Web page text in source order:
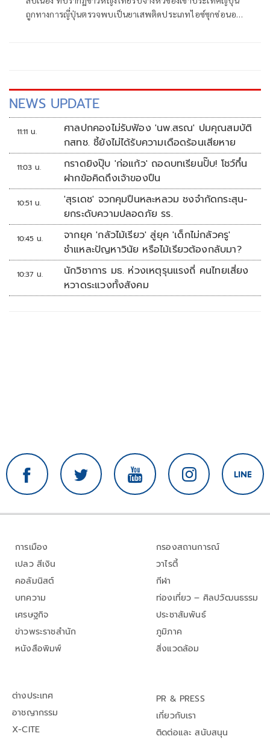
ถูกทางการญี่ปุ่นตรวจพบเป็นยาเสพติดประเภทไอซ์ซุกซ่อนอยู่
NEWS UPDATE
11:11 น.
ศาลปกคองไม่รับฟ้อง 'นพ.สรณ' ปมคุณสมบัติ
กสทช. ชี้ยังไม่ได้รับความเดือดร้อนเสียหาย
11:03 น.
กราดยิงปุ๊บ 'ก่อแก้ว' ถอดบทเรียนปั๊บ! โชว์กึ๋น
ฝากข้อคิดถึงเจ้าของปืน
10:51 น.
'สุรเดช' จวกคุมปืนหละหลวม ชงจำกัดกระสุน-
ยกระดับความปลอดภัย รร.
10:45 น.
จากยุค 'กลัวไม้เรียว' สู่ยุค 'เด็กไม่กลัวครู'
ชำแหละปัญหาวินัย หรือไม้เรียวต้องกลับมา?
10:37 น.
นักวิชาการ มธ. ห่วงเหตุรุนแรงถี่ คนไทยเสี่ยง
หวาดระแวงทั้งสังคม
การเมือง
เปลว สีเงิน
คอลัมนิสต์
บทความ
เศรษฐกิจ
ข่าวพระราชสำนัก
หนังสือพิมพ์
กรองสถานการณ์
วาไรตี้
กีฬา
ท่องเที่ยว – ศิลปวัฒนธรรม
ประชาสัมพันธ์
ภูมิภาค
สิ่งแวดล้อม
ต่างประเทศ
อาชญากรรม
X-CITE
PR & PRESS
เกี่ยวกับเรา
ติดต่อและ สนับสนุน